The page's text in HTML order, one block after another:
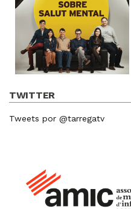
TWITTER
Tweets por @tarregatv